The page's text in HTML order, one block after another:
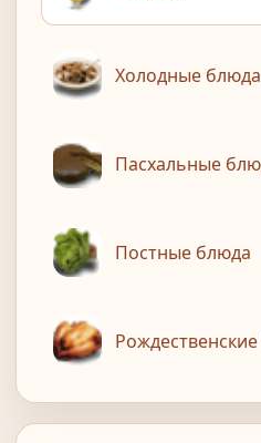
Холодные блюда
Пасхальные
Постные блюда